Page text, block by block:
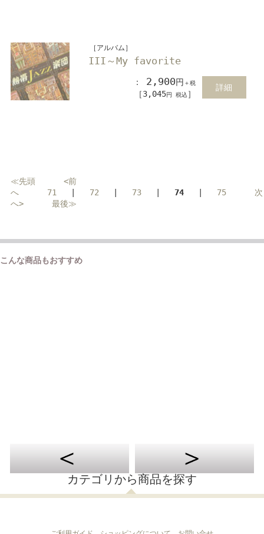
［アルバム］
III～My favorite
： 2,900円 ＋税
［3,045円 税込 ］
詳細
≪先頭
<前
へ
71 72 73| 74| 75
次
へ>
最後≫
こんな商品もおすすめ
カテゴリから商品を探す